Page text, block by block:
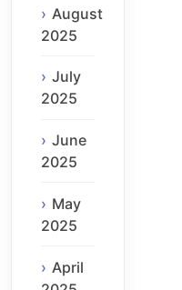
August
2025
July
2025
June
2025
May
2025
April